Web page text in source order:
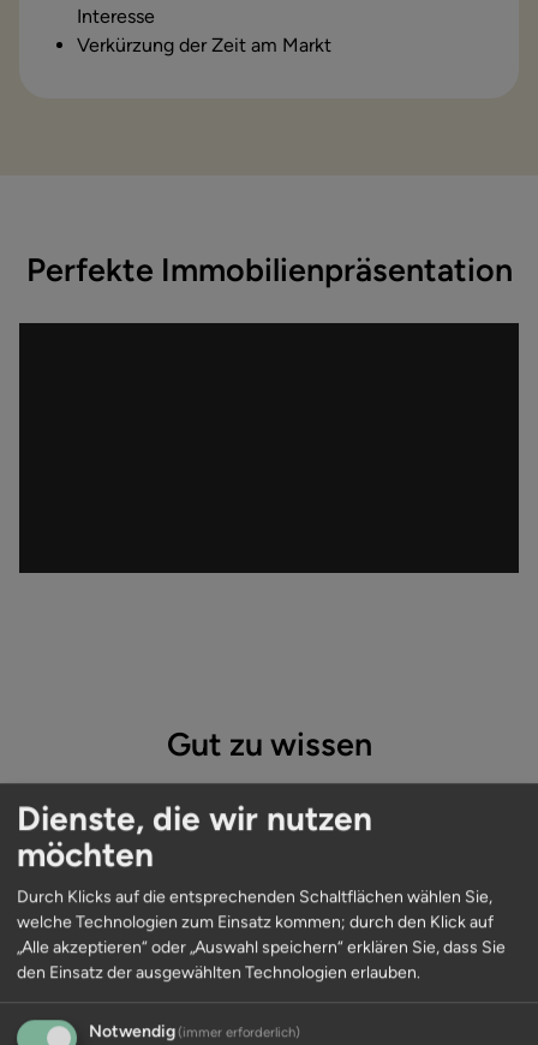
Interesse
Verkürzung der Zeit am Markt
Perfekte Immobilienpräsentation
Gut zu wissen
Im Falle eines Alleinauftrags (Exklusivauftrag) ist die
Erstellung einer 360° Virtual Tour in der Maklerprovision
inklusive.
Sie möchten Ihre Immobilie gerne mehreren Maklern zum
Verkauf übergeben? Kein Problem, auch in diesem Fall
können Sie die Vorteile einer 360° Virtual Tour in
Anspruch nehmen. Gegen eine kleine Erstellungsgebühr
bekommen Sie den 3D-Rundgang Ihres Objekts.
Dienste, die wir nutzen
möchten
Durch Klicks auf die entsprechenden Schaltflächen wählen Sie,
welche Technologien zum Einsatz kommen; durch den Klick auf
„Alle akzeptieren“ oder „Auswahl speichern“ erklären Sie, dass Sie
den Einsatz der ausgewählten Technologien erlauben.
Notwendig(immer erforderlich)